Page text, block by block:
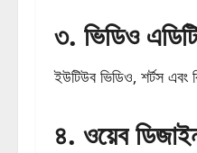
৩. ভিডিও
ইউটিউব ভিডিও, শর্টস এবং
৪. ওয়েব